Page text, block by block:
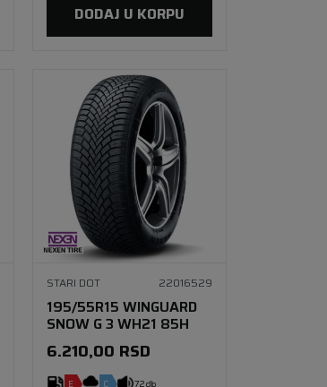
DODAJ U KORPU
STARI DOT 22016529
195/55R15 WINGUARD
SNOW G 3 WH21 85H
6.210,00 RSD
E C 72 db